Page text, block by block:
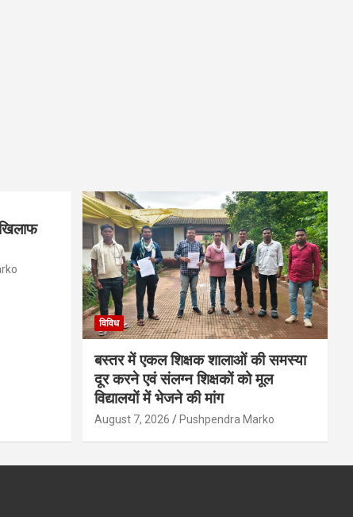
विविध
बस्तर में एकल शिक्षक शालाओं की समस्या
दूर करने एवं संलग्न शिक्षकों को मूल
विद्यालयों में भेजने की मांग
August 7, 2026 Pushpendra Marko